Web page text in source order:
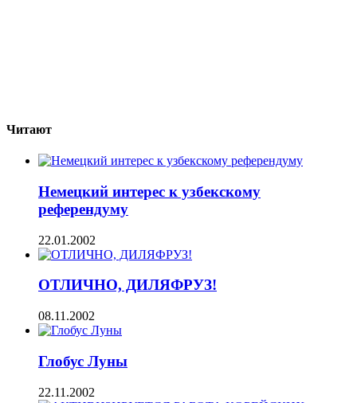
Читают
Немецкий интерес к узбекскому
референдуму
22.01.2002
ОТЛИЧНО, ДИЛЯФРУЗ!
08.11.2002
Глобус Луны
22.11.2002